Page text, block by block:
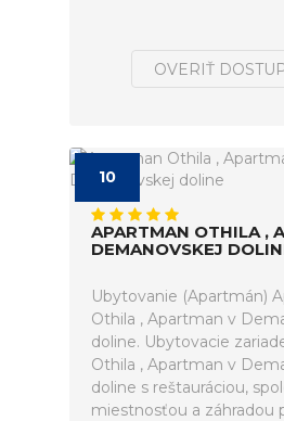
OVERIŤ
10
APARTMAN OTHILA ,
DEMANOVSKEJ
Ubytovanie (Apartmán)
Othila , Apartman v
doline. Ubytovacie
Othila , Apartman v
doline s reštauráciou,
miestnosťou a záhradou